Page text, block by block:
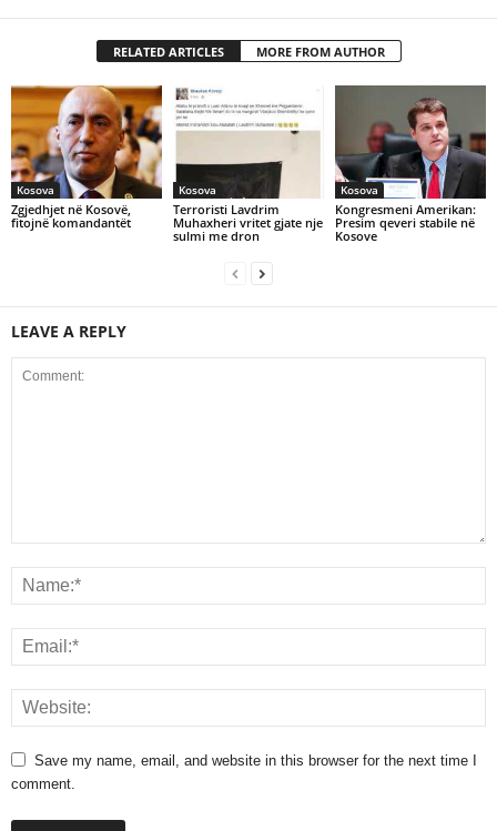
RELATED ARTICLES MORE FROM AUTHOR
Kosova
Zgjedhjet në Kosovë,
fitojnë komandantët
Kosova
Terroristi Lavdrim
Muhaxheri vritet gjate nje
sulmi me dron
Kosova
Kongresmeni Amerikan:
Presim qeveri stabile në
Kosove
LEAVE A REPLY
Save my name, email, and website in this browser for the next time I
comment.